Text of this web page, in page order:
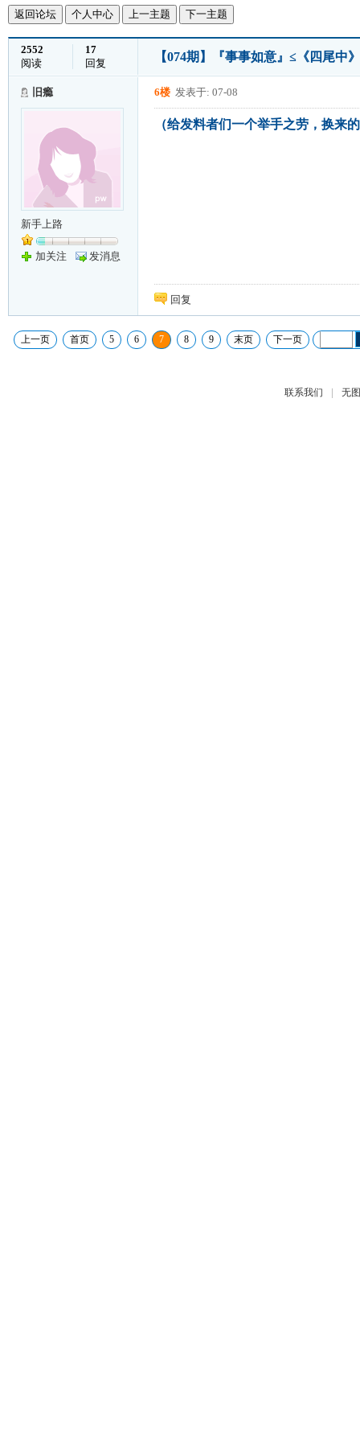
返回论坛 个人中心 上一主题 下一主题
2552
阅读
17
回复
【074期】『事事如意』≤《四尾中
旧瘾
新手上路
加关注 发消息
6楼 发表于: 07-08
（给发料者们一个举手之劳，换来
回复
上一页 首页 5 6 7 8 9 末页 下一页
联系我们 | 无